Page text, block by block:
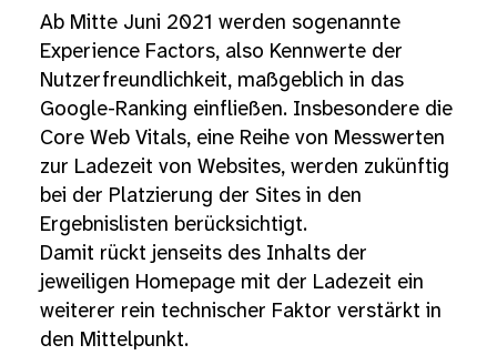
Ab Mitte Juni 2021 werden sogenannte
Experience Factors, also Kennwerte der
Nutzerfreundlichkeit, maßgeblich in das
Google-Ranking einfließen. Insbesondere die
Core Web Vitals, eine Reihe von Messwerten
zur Ladezeit von Websites, werden zukünftig
bei der Platzierung der Sites in den
Ergebnislisten berücksichtigt.
Damit rückt jenseits des Inhalts der
jeweiligen Homepage mit der Ladezeit ein
weiterer rein technischer Faktor verstärkt in
den Mittelpunkt.